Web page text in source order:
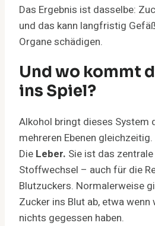
Das Ergebnis ist dasselbe:
und das kann langfristig
Organe schädigen.
Und wo kommt
ins Spiel?
Alkohol bringt dieses System
mehreren Ebenen
Die Leber. Sie ist das
Stoffwechsel – auch für die
Blutzuckers. Normalerweise
Zucker ins Blut ab, etwa
nichts gegessen haben.